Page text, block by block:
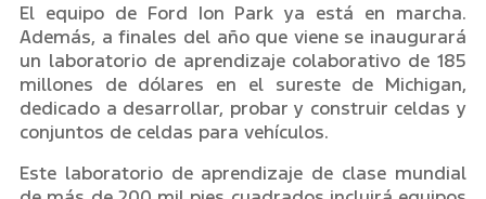
El equipo de Ford Ion Park ya está en marcha.
Además, a finales del año que viene se inaugurará
un laboratorio de aprendizaje colaborativo de 185
millones de dólares en el sureste de Michigan,
dedicado a desarrollar, probar y construir celdas y
conjuntos de celdas para vehículos.
Este laboratorio de aprendizaje de clase mundial